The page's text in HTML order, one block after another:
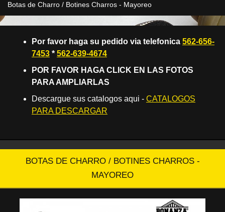
Botas de Charro / Botines Charros - Mayoreo
Por favor haga su pedido via telefonica 562-656-
7453 * 562-639-4674
POR FAVOR HAGA CLICK EN LAS FOTOS
PARA AMPLIARLAS
Descargue sus catalogos aqui - CATALOGOS
PARA DESCARGAR
BOTAS DE CHARRO / BOTINES CHARROS -
MAYOREO